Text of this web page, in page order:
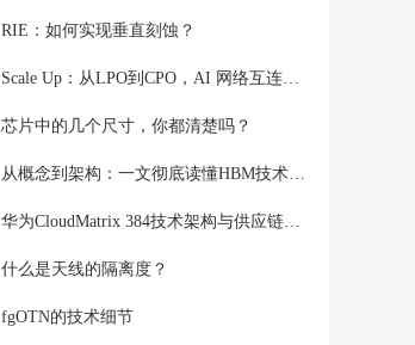
RIE：如何实现垂直刻蚀？
Scale Up：从LPO到CPO，AI 网络互连发生了什么？
芯片中的几个尺寸，你都清楚吗？
从概念到架构：一文彻底读懂HBM技术本质
华为CloudMatrix 384技术架构与供应链解析
什么是天线的隔离度？
fgOTN的技术细节